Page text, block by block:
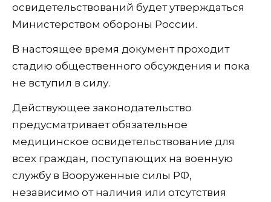
освидетельствований будет утверждаться
Министерством обороны России.
В настоящее время документ проходит
стадию общественного обсуждения и пока
не вступил в силу.
Действующее законодательство
предусматривает обязательное
медицинское освидетельствование для
всех граждан, поступающих на военную
службу в Вооруженные силы РФ,
независимо от наличия или отсутствия